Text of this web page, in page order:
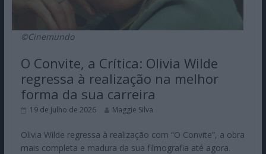
©Cinemundo
O Convite, a Crítica: Olivia Wilde
regressa à realização na melhor
forma da sua carreira
19 de Julho de 2026 Maggie Silva
Olivia Wilde regressa à realização com “O Convite”, a obra
mais completa e madura da sua filmografia até agora.